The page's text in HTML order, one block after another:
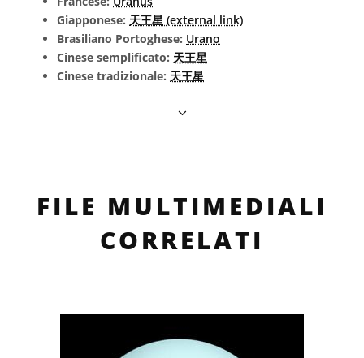
Giapponese: 天王星 (external link)
Brasiliano Portoghese: Urano
Cinese semplificato: 天王星
Cinese tradizionale: 天王星
FILE MULTIMEDIALI
CORRELATI